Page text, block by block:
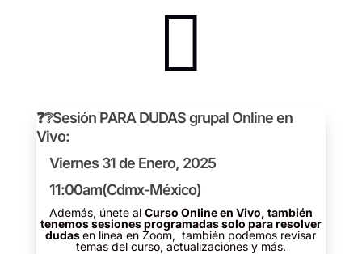

❓❔Sesión PARA DUDAS grupal Online en
Vivo:
Viernes 31 de Enero, 2025
11:00am(Cdmx-México)
Además, únete al Curso Online en Vivo, también
tenemos sesiones programadas solo para resolver
dudasen línea en Zoom, también podemos revisar
temas del curso, actualizaciones y más.